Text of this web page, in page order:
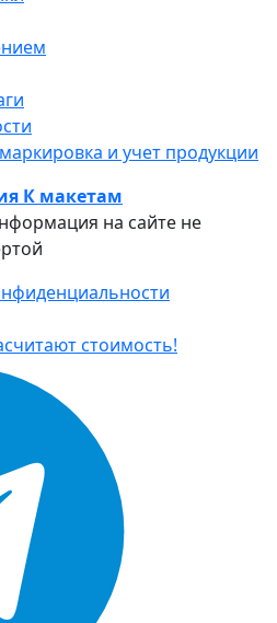
и учет продукции
К макетам
на сайте не
стоимость!